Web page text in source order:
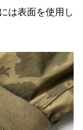
は表面を使用し